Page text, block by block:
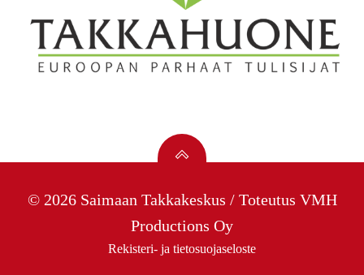
© 2026 Saimaan Takkakeskus / Toteutus VMH
Productions Oy
Rekisteri- ja tietosuojaseloste